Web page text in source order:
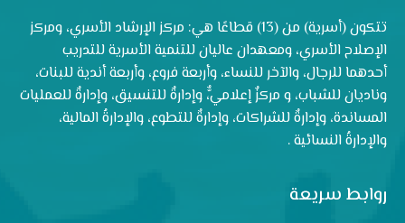
تتكون (أسرية) من (13) قطاعًا هي: مركز الإرشاد الأسري، ومركز
الإصلاح الأسري، ومعهدان عاليان للتنمية الأسرية للتدريب
أحدهما للرجال، والآخر للنساء، وأربعة فروع، وأربعة أندية للبنات،
وناديان للشباب، و مركزٌ إعلاميٌّ، وإدارةٌ للتنسيق، وإدارةٌ للعمليات
المساندة، وإدارةٌ للشراكات، وإدارةٌ للتطوع، والإدارةُ المالية،
والإدارةُ النسائية .
روابط سريعة